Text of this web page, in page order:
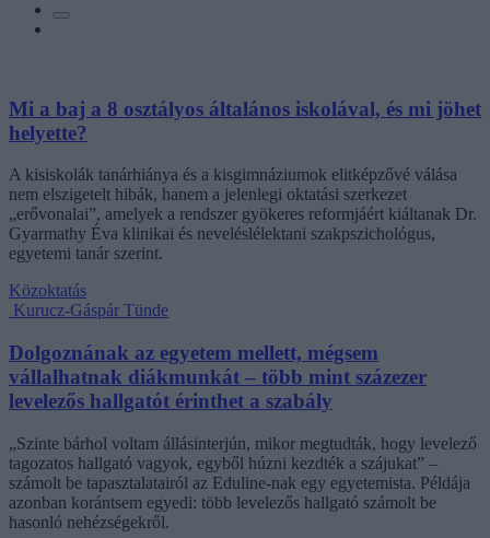
Mi a baj a 8 osztályos általános iskolával, és mi jöhet
helyette?
A kisiskolák tanárhiánya és a kisgimnáziumok elitképzővé válása
nem elszigetelt hibák, hanem a jelenlegi oktatási szerkezet
„erővonalai”, amelyek a rendszer gyökeres reformjáért kiáltanak Dr.
Gyarmathy Éva klinikai és neveléslélektani szakpszichológus,
egyetemi tanár szerint.
Közoktatás
Kurucz-Gáspár Tünde
Dolgoznának az egyetem mellett, mégsem
vállalhatnak diákmunkát – több mint százezer
levelezős hallgatót érinthet a szabály
„Szinte bárhol voltam állásinterjún, mikor megtudták, hogy levelező
tagozatos hallgató vagyok, egyből húzni kezdték a szájukat” –
számolt be tapasztalatairól az Eduline-nak egy egyetemista. Példája
azonban korántsem egyedi: több levelezős hallgató számolt be
hasonló nehézségekről.